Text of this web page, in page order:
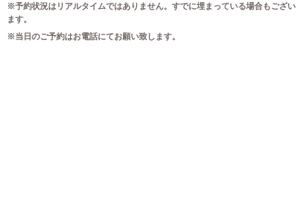
※予約状況はリアルタイムではありません。すでに埋まっている場合もござい
ます。
※当日のご予約はお電話にてお願い致します。